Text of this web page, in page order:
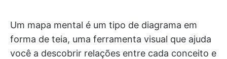
Um mapa mental é um tipo de diagrama em
forma de teia, uma ferramenta visual que ajuda
você a descobrir relações entre cada conceito e